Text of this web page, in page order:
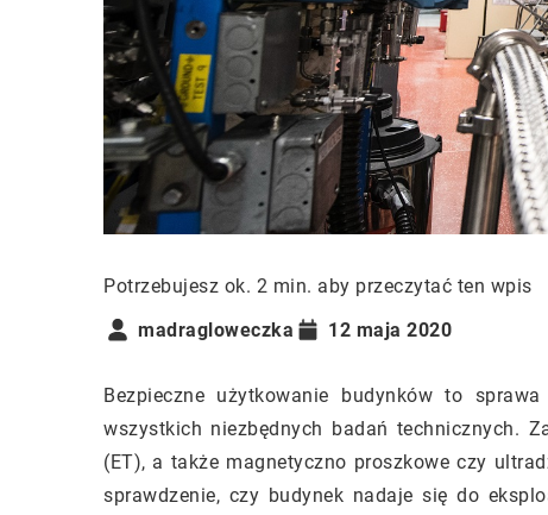
Potrzebujesz ok. 2 min. aby przeczytać ten wpis
madragloweczka
12 maja 2020
Bezpieczne użytkowanie budynków to
wszystkich niezbędnych badań technicznych.
(ET), a także magnetyczno proszkowe czy
sprawdzenie, czy budynek nadaje się do